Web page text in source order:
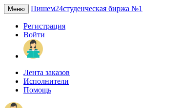
Меню Пишем24студенческая биржа №1
Регистрация
Войти
Лента заказов
Исполнители
Помощь